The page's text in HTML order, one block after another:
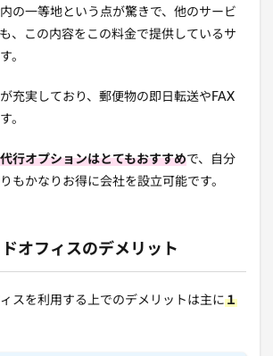
の一等地という点が驚きで、他のサービ
、この内容をこの料金で提供しているサ
。
充実しており、郵便物の即日転送やFAX
。
行オプションはとてもおすすめで、自分
もかなりお得に会社を設立可能です。
オフィスのデメリット
スを利用する上でのデメリットは主に１